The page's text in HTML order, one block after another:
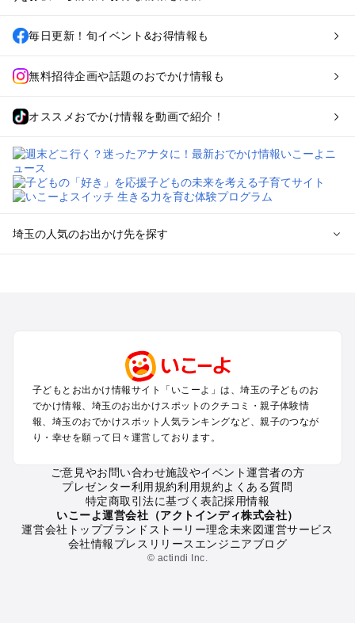
毎日更新！旬イベント&お得情報も
無料招待企画や話題のおでかけ情報も
オススメおでかけ情報を動画で紹介！
埼玉の人気のお出かけ先を探す
秩父・長瀞のプールお出かけ
川口・戸田・和光・朝霞のプールお出かけ
飯能・坂戸・東松山・日高のプールお出かけ
久喜・行田・加須・羽生のプールお出かけ
熊谷・太田・足利・古河のプールお出かけ
埼玉の定番お出かけスポット
埼玉の遊園地
埼玉の動物園
埼玉のバーベキュー
子どもとお出かけ情報サイト「いこーよ」は、埼玉の子どものお
でかけ情報、埼玉のお出かけスポットのクチコミ・親子体験情
報、埼玉のおでかけスポット人気ランキングなど、親子のつなが
り・幸せを願って日々運営しております。
ご意見やお問い合わせ施設やイベント運営者の方
プレゼンター利用規約利用規約よくある質問
特定商取引法に基づく表記採用情報
いこーよ運営会社（アクトインディ株式会社）
運営会社トップブランドストーリー理念未来図運営サービス
会社情報プレスリリース エンジニアブログ
© actindi Inc.